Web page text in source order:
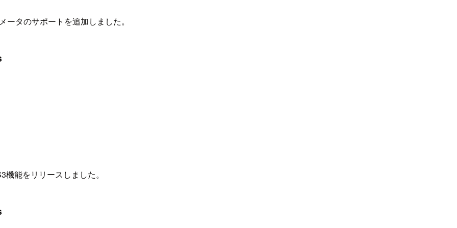
タのサポートを追加しました。
能をリリースしました。